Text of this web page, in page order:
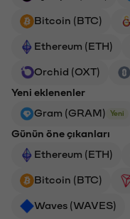
Bitcoin (BTC)
Ethereum (ETH)
Orchid (OXT)
Yeni eklenenler
Gram (GRAM)
Yeni
Günün öne çıkanları
Ethereum (ETH)
Bitcoin (BTC)
Waves (WAVES)